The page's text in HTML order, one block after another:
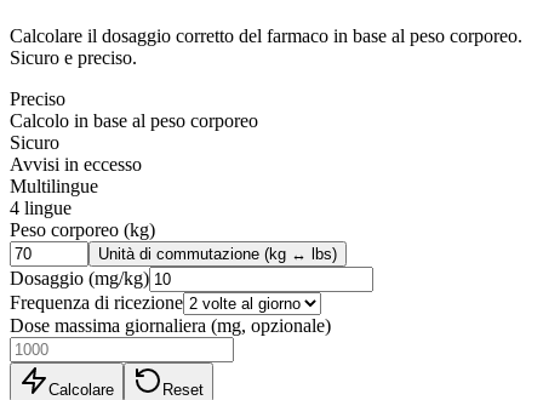
Calcolare il dosaggio corretto del farmaco in base al peso corporeo.
Sicuro e preciso.
Preciso
Calcolo in base al peso corporeo
Sicuro
Avvisi in eccesso
Multilingue
4 lingue
Peso corporeo (kg)
Unità di commutazione (kg ↔ lbs)
Dosaggio (mg/kg)
Frequenza di ricezione
Dose massima giornaliera (mg, opzionale)
Calcolare Reset